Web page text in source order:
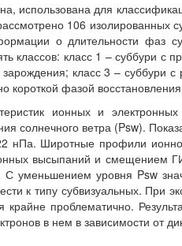
использована для
106 изолированных
о длительности фаз
классов: класс 1 – суббури с
класс 3 – суббури
короткой фазой
ионных и
солнечного ветра (Psw).
нПа. Широтные профили
высыпаний и смещением
уменьшением уровня Psw
к типу субвизуальных. При
проблематично.
в нем в зависимости от